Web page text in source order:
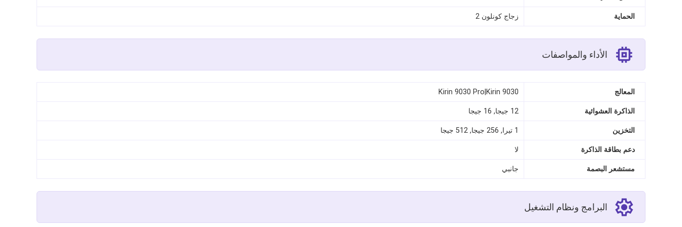
الحماية زجاج كونلون 2
الأداء والمواصفات
المعالج Kirin 9030 Pro|Kirin 9030
الذاكرة العشوائية 12 جيجا, 16 جيجا
التخزين 1 تيرا, 256 جيجا, 512 جيجا
دعم بطاقة الذاكرة لا
مستشعر البصمة جانبي
البرامج ونظام التشغيل